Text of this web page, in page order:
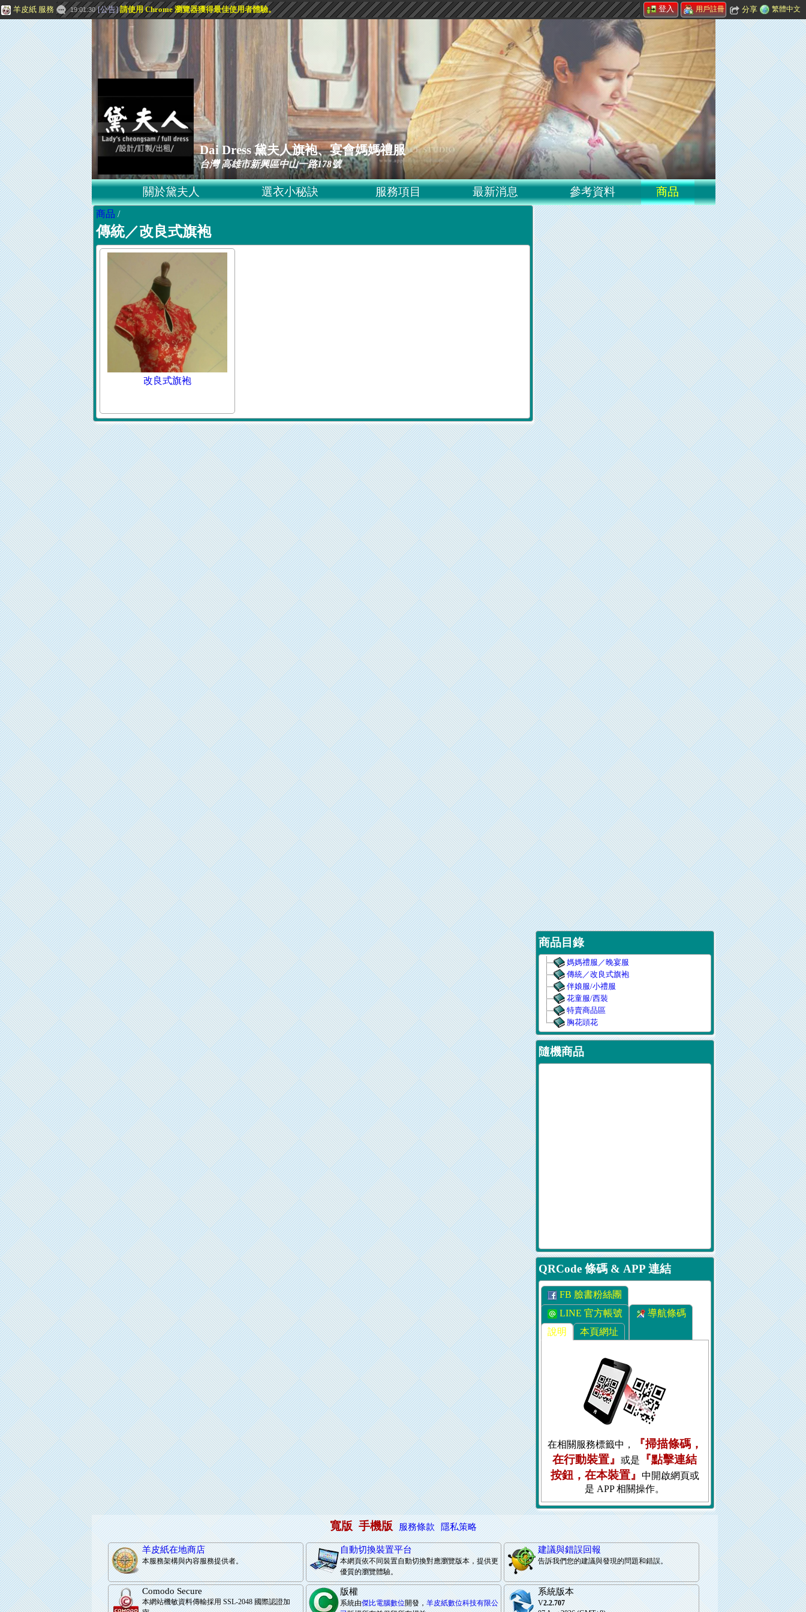
羊皮紙 服務 19:01:30 [公告]請使用 Chrome 瀏覽器獲得最佳使用者體驗。 登入 用戶註冊 分享 繁體中文
Dai Dress 黛夫人旗袍、宴會媽媽禮服
台灣 高雄市新興區中山一路178號
關於黛夫人 選衣小秘訣 服務項目 最新消息 參考資料 商品
商品 /
傳統／改良式旗袍
改良式旗袍
商品目錄
媽媽禮服／晚宴服
傳統／改良式旗袍
伴娘服/小禮服
花童服/西裝
特賣商品區
胸花頭花
隨機商品
QRCode 條碼 & APP 連結
說明 本頁網址
FB 臉書粉絲團
LINE 官方帳號
導航條碼
在相關服務標籤中，
『掃描條碼，
在行動裝置』 或是
『點擊連結
按鈕，在本裝置』 中開啟網頁或
是 APP 相關操作。
寬版 手機版 服務條款 隱私策略
羊皮紙在地商店
本服務架構與內容服務提供者。
自動切換裝置平台
本網頁依不同裝置自動切換對應瀏覽版本，提供更
優質的瀏覽體驗。
建議與錯誤回報
告訴我們您的建議與發現的問題和錯誤。
Comodo Secure
本網站機敏資料傳輸採用 SSL-2048 國際認證加
版權
系統由傑比電腦數位開發，羊皮紙數位科技有限公
系統版本
V2.2.707